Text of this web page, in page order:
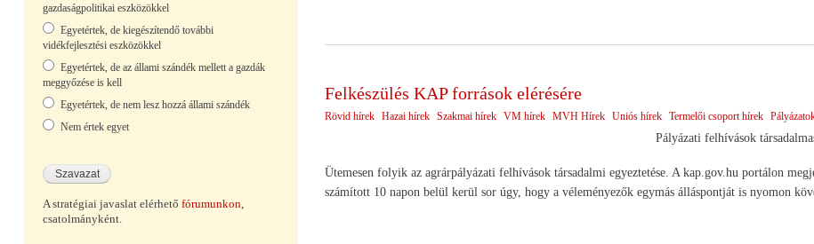
Felkészülés KAP források elérésére
Rövid hírek Hazai hírek Szakmai hírek VM hírek MVH Hírek Uniós hírek Termelői csoport hírek
Pályázati felhívások
Ütemesen folyik az agrárpályázati felhívások társadalmi egyeztetése. A kap.gov.hu portálon
számított 10 napon belül kerül sor úgy, hogy a véleményezők egymás álláspontját is nyomon
gazdaságpolitikai eszközökkel
Egyetértek, de kiegészítendő további
vidékfejlesztési eszközökkel
Egyetértek, de az állami szándék mellett a gazdák
meggyőzése is kell
Egyetértek, de nem lesz hozzá állami szándék
Nem értek egyet
A stratégiai javaslat elérhető fórumunkon
csatolmányként.